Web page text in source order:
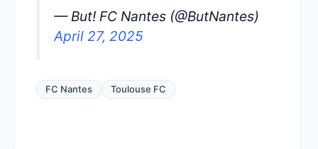
— But! FC Nantes (@ButNantes)
April 27, 2025
FC Nantes Toulouse FC